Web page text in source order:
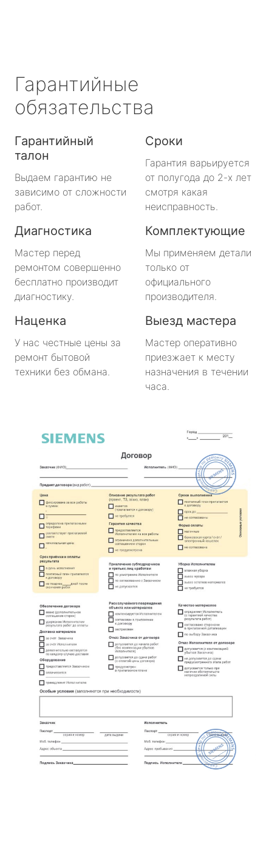
Гарантийные
обязательства
Гарантийный
талон
Выдаем гарантию не
зависимо от сложности
работ.
Сроки
Гарантия варьируется
от полугода до 2-х лет
смотря какая
неисправность.
Диагностика
Мастер перед
ремонтом совершенно
бесплатно производит
диагностику.
Комплектующие
Мы применяем детали
только от
официального
производителя.
Наценка
У нас честные цены за
ремонт бытовой
техники без обмана.
Выезд мастера
Мастер оперативно
приезжает к месту
назначения в течении
часа.